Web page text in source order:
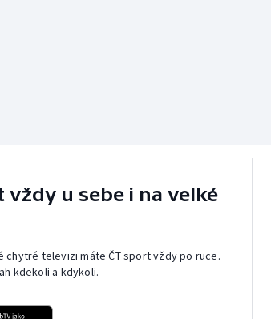
u sebe i na velké
chytré televizi máte ČT sport vždy po ruce.
kdekoli a kdykoli.